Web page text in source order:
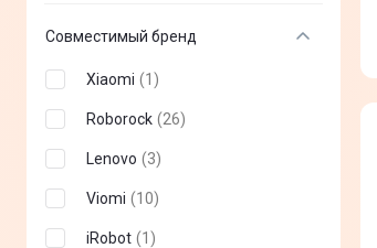
Совместимый бренд
Xiaomi (1 )
Roborock (26)
Lenovo (3)
Viomi (10)
iRobot (1 )